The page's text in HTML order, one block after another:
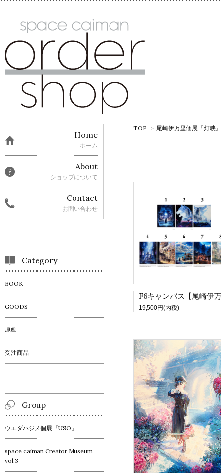
TOP > 尾崎伊万里個展『灯映』
19,500円(内税)
Home
ホーム
About
ショップについて
Contact
お問い合わせ
Category
BOOK
GOODS
原画
受注商品
Group
ウエダハジメ個展『USO』
space caiman Creator Museum
vol.3